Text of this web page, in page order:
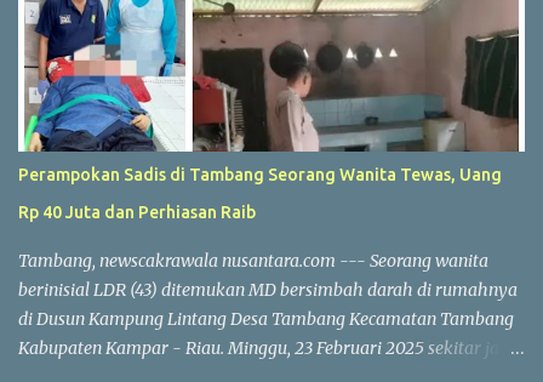
Perampokan Sadis di Tambang Seorang Wanita Tewas, Uang
Rp 40 Juta dan Perhiasan Raib
Tambang, newscakrawala nusantara.com --- Seorang wanita
berinisial LDR (43) ditemukan MD bersimbah darah di rumahnya
di Dusun Kampung Lintang Desa Tambang Kecamatan Tambang
Kabupaten Kampar - Riau. Minggu, 23 Februari 2025 sekitar jam